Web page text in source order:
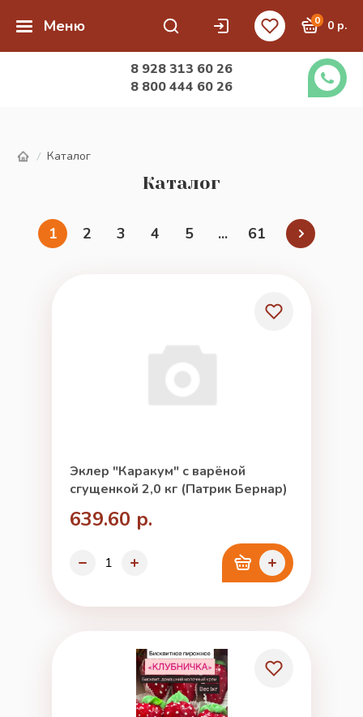
Меню 0 0 р.
8 928 313 60 26
8 800 444 60 26
/ Каталог
Каталог
1 2 3 4 5 ... 61
Эклер "Каракум" с варёной
сгущенкой 2,0 кг (Патрик Бернар)
639.60 р.